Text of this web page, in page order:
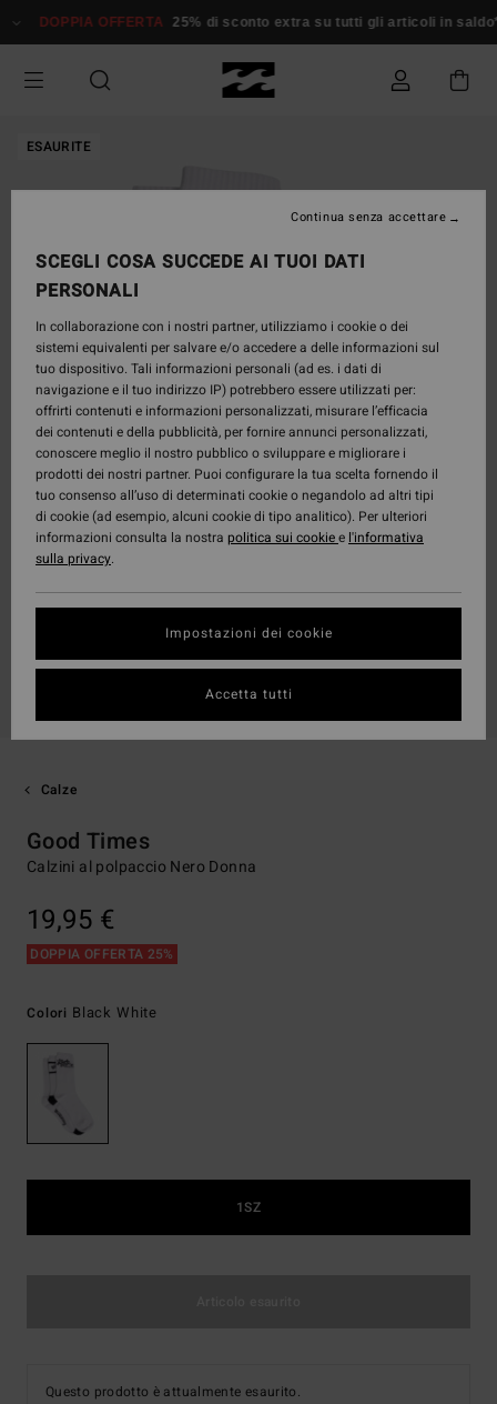
alle
prodotto
DOPPIA OFFERTA 25% di sconto extra su tutti gli articoli in saldo*
ESAURITE
Calze
Good Times
Calzini al polpaccio Nero Donna
19,95 €
DOPPIA OFFERTA 25%
Colori Black White
1SZ
Questo prodotto è attualmente esaurito.
SCEGLI COSA SUCCEDE AI TUOI DATI
PERSONALI
In collaborazione con i nostri partner, utilizziamo i cookie o dei
sistemi equivalenti per salvare e/o accedere a delle informazioni sul
tuo dispositivo. Tali informazioni personali (ad es. i dati di
navigazione e il tuo indirizzo IP) potrebbero essere utilizzati per:
offrirti contenuti e informazioni personalizzati, misurare l’efficacia
dei contenuti e della pubblicità, per fornire annunci personalizzati,
conoscere meglio il nostro pubblico o sviluppare e migliorare i
prodotti dei nostri partner. Puoi configurare la tua scelta fornendo il
tuo consenso all’uso di determinati cookie o negandolo ad altri tipi
di cookie (ad esempio, alcuni cookie di tipo analitico). Per ulteriori
informazioni consulta la nostra politica sui cookiee l'informativa
sulla privacy.
Impostazioni dei cookie
Continua senza accettare
Accetta tutti